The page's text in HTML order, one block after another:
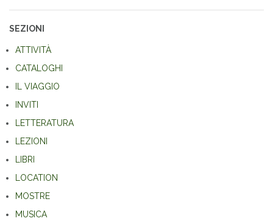
SEZIONI
ATTIVITÀ
CATALOGHI
IL VIAGGIO
INVITI
LETTERATURA
LEZIONI
LIBRI
LOCATION
MOSTRE
MUSICA